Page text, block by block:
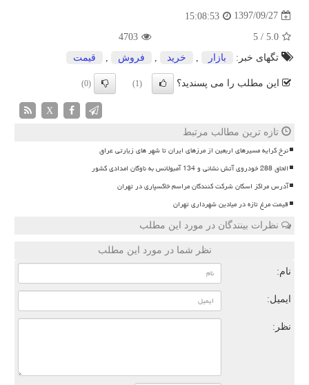
1397/09/27
15:08:53
5.0
/
5
4703
تگهای خبر:
بازار خرید فروش قیمت
این مطلب را می پسندید؟ (1)
(0)
X
تازه ترین مطالب مرتبط
نرخ کرایه مسیرهای اربعین از مرزهای ایران تا شهر های زیارتی عراق
الحاق 288 خودروی آتش نشانی و 134 آمبولانس به ناوگان امدادی کشور
آدرس مراکز اسکان شرکت کنندگان مراسم خاکسپاری در تهران
قیمت مرغ تازه در میادین شهرداری تهران
نظرات بینندگان در مورد این مطلب
نظر شما در مورد این مطلب
نام:
ایمیل:
نظر: